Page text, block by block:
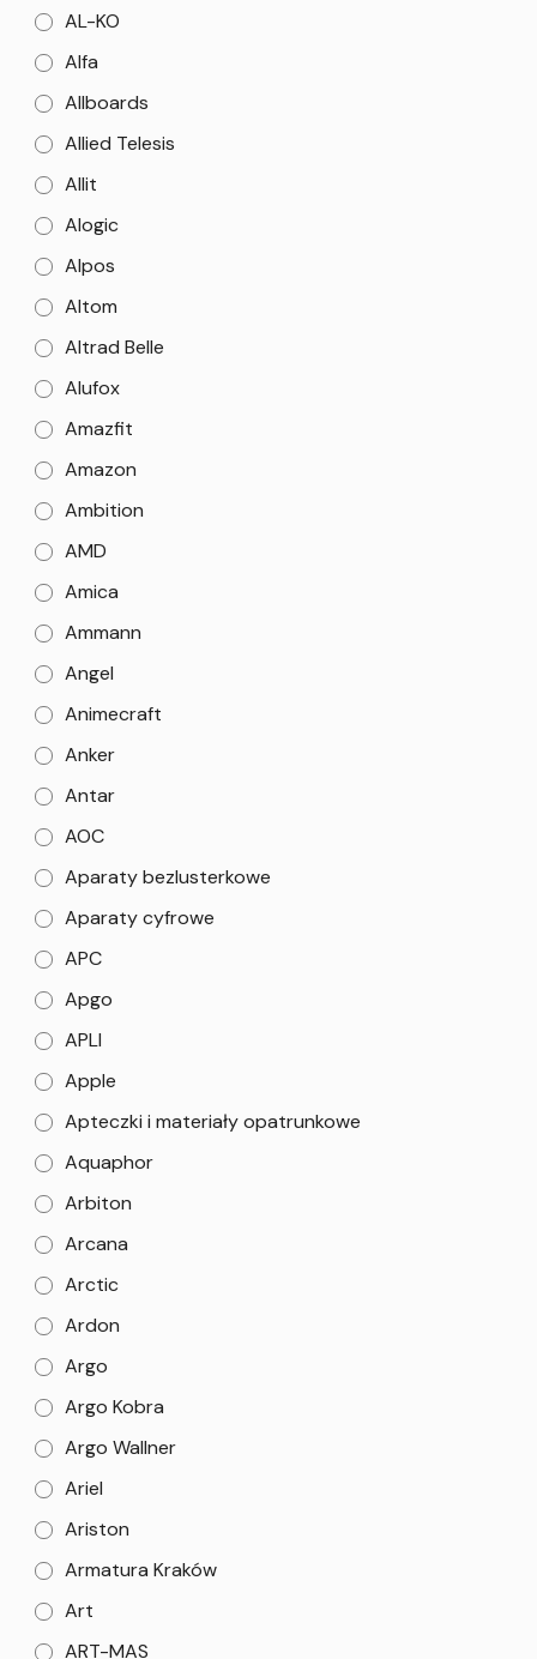
AL-KO
Alfa
Allboards
Allied Telesis
Allit
Alogic
Alpos
Altom
Altrad Belle
Alufox
Amazfit
Amazon
Ambition
AMD
Amica
Ammann
Angel
Animecraft
Anker
Antar
AOC
Aparaty bezlusterkowe
Aparaty cyfrowe
APC
Apgo
APLI
Apple
Apteczki i materiały opatrunkowe
Aquaphor
Arbiton
Arcana
Arctic
Ardon
Argo
Argo Kobra
Argo Wallner
Ariel
Ariston
Armatura Kraków
Art
ART-MAS